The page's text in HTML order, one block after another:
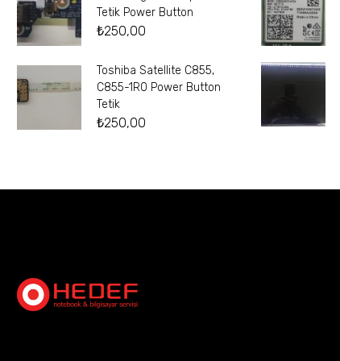
Tetik Power Button
₺250,00
Toshiba Satellite C855,
C855-1R0 Power Button
Tetik
₺250,00